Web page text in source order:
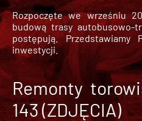
Rozpoczęte we wrześniu
budową trasy autobusowo-
postępują.
inwestycji.
Remonty
143 (ZDJĘCIA)